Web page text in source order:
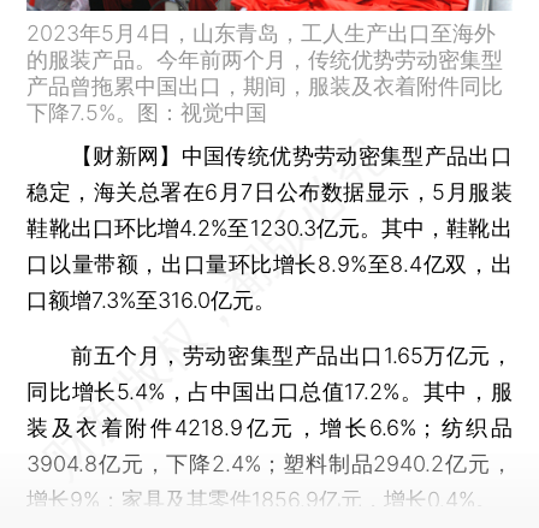
2023年5月4日，山东青岛，工人生产出口至海外
的服装产品。今年前两个月，传统优势劳动密集型
产品曾拖累中国出口，期间，服装及衣着附件同比
下降7.5%。图：视觉中国
【财新网】 中国传统优势劳动密集型产品出口
稳定，海关总署在6月7日公布数据显示，5月服装
鞋靴出口环比增4.2%至1230.3亿元。其中，鞋靴出
口以量带额，出口量环比增长8.9%至8.4亿双，出
口额增7.3%至316.0亿元。
前五个月，劳动密集型产品出口1.65万亿元，
同比增长5.4%，占中国出口总值17.2%。其中，服
装及衣着附件4218.9亿元，增长6.6%；纺织品
3904.8亿元，下降2.4%；塑料制品2940.2亿元，
增长9%；家具及其零件1856.9亿元，增长0.4%。